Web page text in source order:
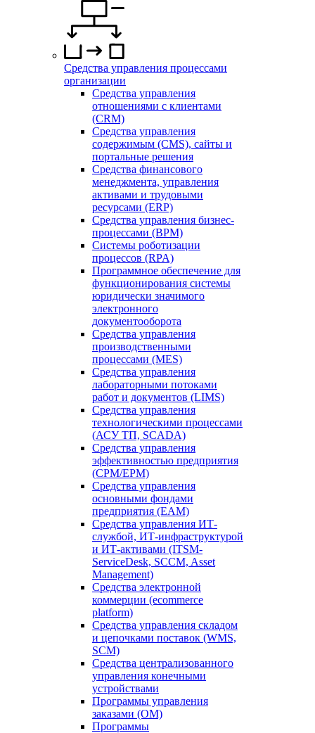
Средства управления процессами
организации
Средства управления
отношениями с клиентами
(CRM)
Средства управления
содержимым (CMS), сайты и
портальные решения
Средства финансового
менеджмента, управления
активами и трудовыми
ресурсами (ERP)
Средства управления бизнес-
процессами (BPM)
Системы роботизации
процессов (RPA)
Программное обеспечение для
функционирования системы
юридически значимого
электронного
документооборота
Средства управления
производственными
процессами (MES)
Средства управления
лабораторными потоками
работ и документов (LIMS)
Средства управления
технологическими процессами
(АСУ ТП, SCADA)
Средства управления
эффективностью предприятия
(CPM/EPM)
Средства управления
основными фондами
предприятия (EAM)
Средства управления ИТ-
службой, ИТ-инфраструктурой
и ИТ-активами (ITSM-
ServiceDesk, SCCM, Asset
Management)
Средства электронной
коммерции (ecommerce
platform)
Средства управления складом
и цепочками поставок (WMS,
SCM)
Средства централизованного
управления конечными
устройствами
Программы управления
заказами (OM)
Программы